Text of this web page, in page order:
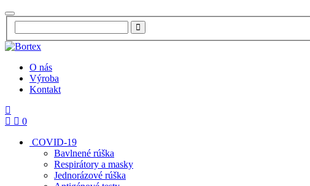
O nás
Výroba
Kontakt
0
COVID-19
Bavlnené rúška
Respirátory a masky
Jednorázové rúška